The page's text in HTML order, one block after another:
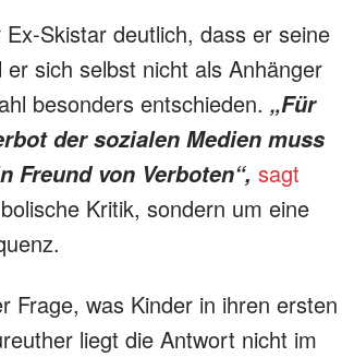
Skistar deutlich, dass er seine
sich selbst nicht als Anhänger
besonders entschieden. „Für
der sozialen Medien muss
von Verboten“, sagt
Kritik, sondern um eine
Frage, was Kinder in ihren ersten
liegt die Antwort nicht im